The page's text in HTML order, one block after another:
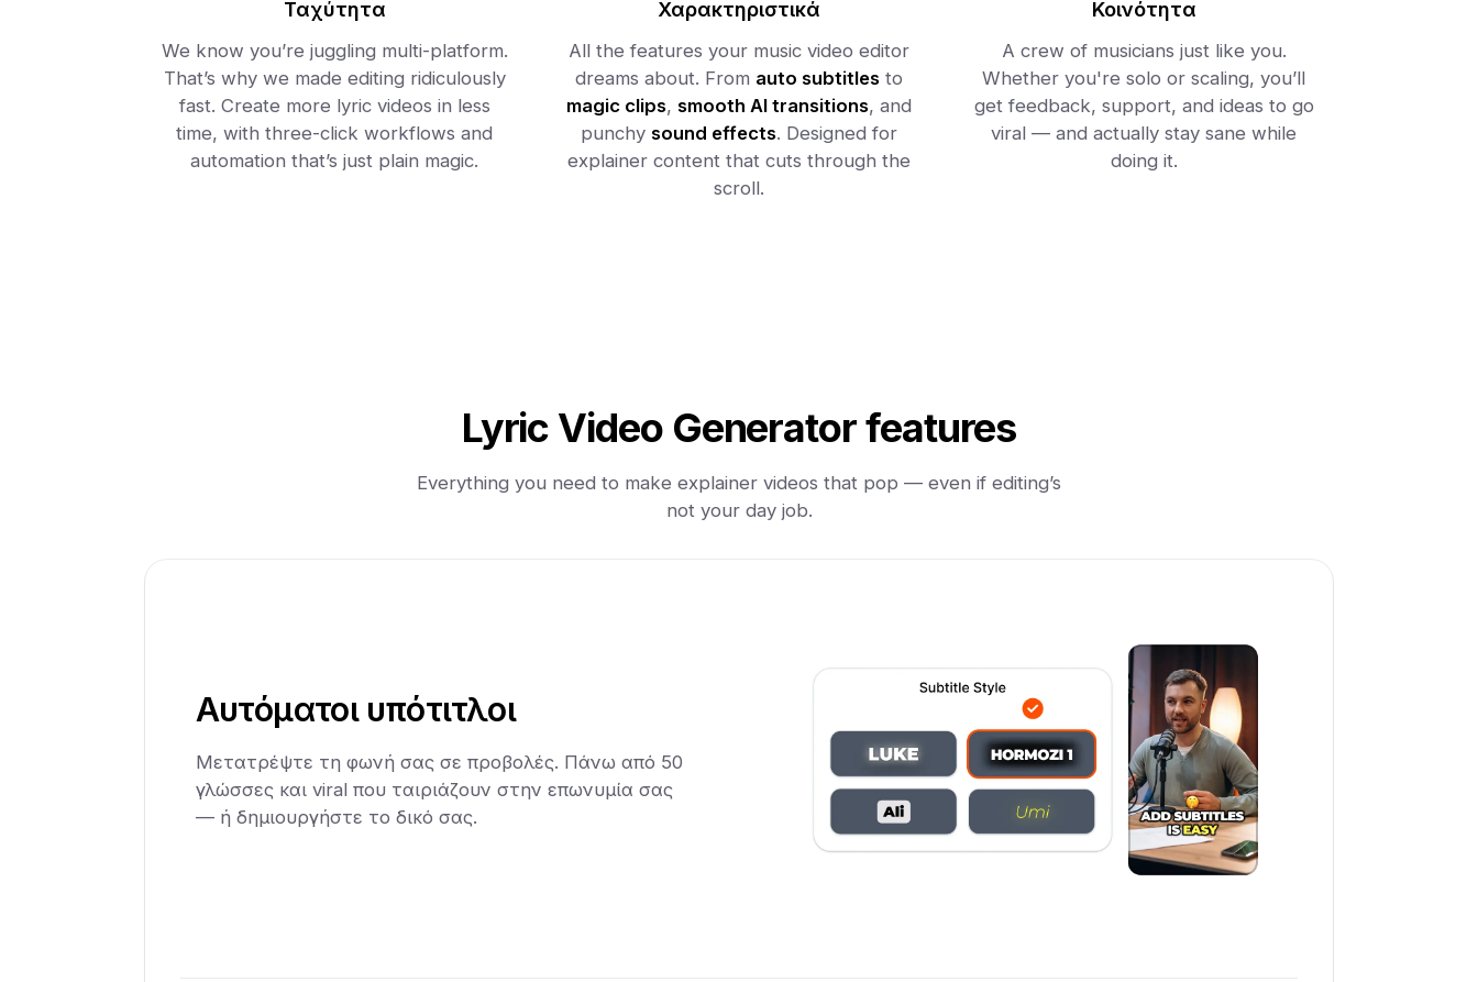
Ταχύτητα
We know you’re juggling multi-platform.
That’s why we made editing ridiculously
fast. Create more lyric videos in less
time, with three-click workflows and
automation that’s just plain magic.
Χαρακτηριστικά
All the features your music video editor
dreams about. From auto subtitles to
magic clips, smooth AI transitions, and
punchy sound effects. Designed for
explainer content that cuts through the
scroll.
Κοινότητα
A crew of musicians just like you.
Whether you're solo or scaling, you’ll
get feedback, support, and ideas to go
viral — and actually stay sane while
doing it.
Lyric Video Generator features
Everything you need to make explainer videos that pop — even if editing’s
not your day job.
Αυτόματοι υπότιτλοι
Μετατρέψτε τη φωνή σας σε προβολές. Πάνω από 50
γλώσσες και viral που ταιριάζουν στην επωνυμία σας
— ή δημιουργήστε το δικό σας.